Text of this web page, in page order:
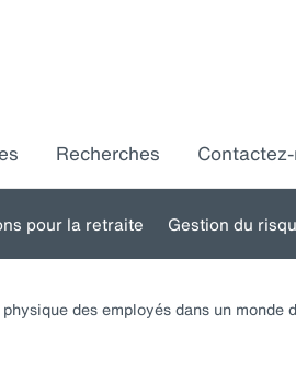
Recherches
pour la retraite
Toggle
for:
Gestion du
des employés dans un monde